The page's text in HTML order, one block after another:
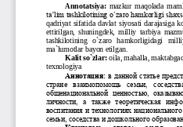
Annotatsiya: mazkur  maqolada
ta’lim tashkilotining o`zaro hamkorligi
qadriyat  sifatida  davlat  siyosati  darajasiga
ettirilgan,  shuningdek,  milliy tarbiya
tashkilotining   o`zaro   hamkorligidagi
ma`lumotlar bayon etilgan.
Kalit so`zlar: oila, mahalla,
texnologiya
Аннотация: в данной статье
стране  взаимопомощь  семьи,
общенациональной  ценностью,
личности,  а  также  теоретическая
воспитания и технологиях
семьи, соседства и дошкольного